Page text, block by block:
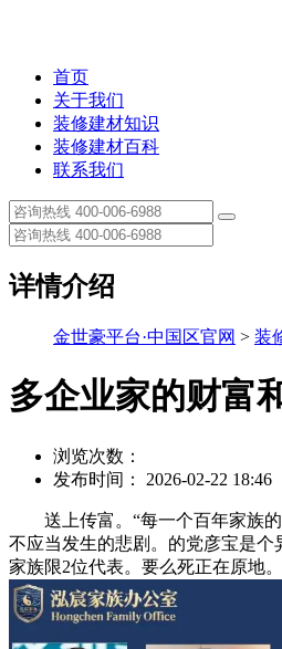
首页
关于我们
装修建材知识
装修建材百科
联系我们
详情介绍
金世豪平台·中国区官网 > 装
多企业家的财富
浏览次数：
发布时间： 2026-02-22 18:46
送上传富。“每一个百年家族的
不应当发生的悲剧。的党彦宝是
家族限2位代表。要么死正在原地